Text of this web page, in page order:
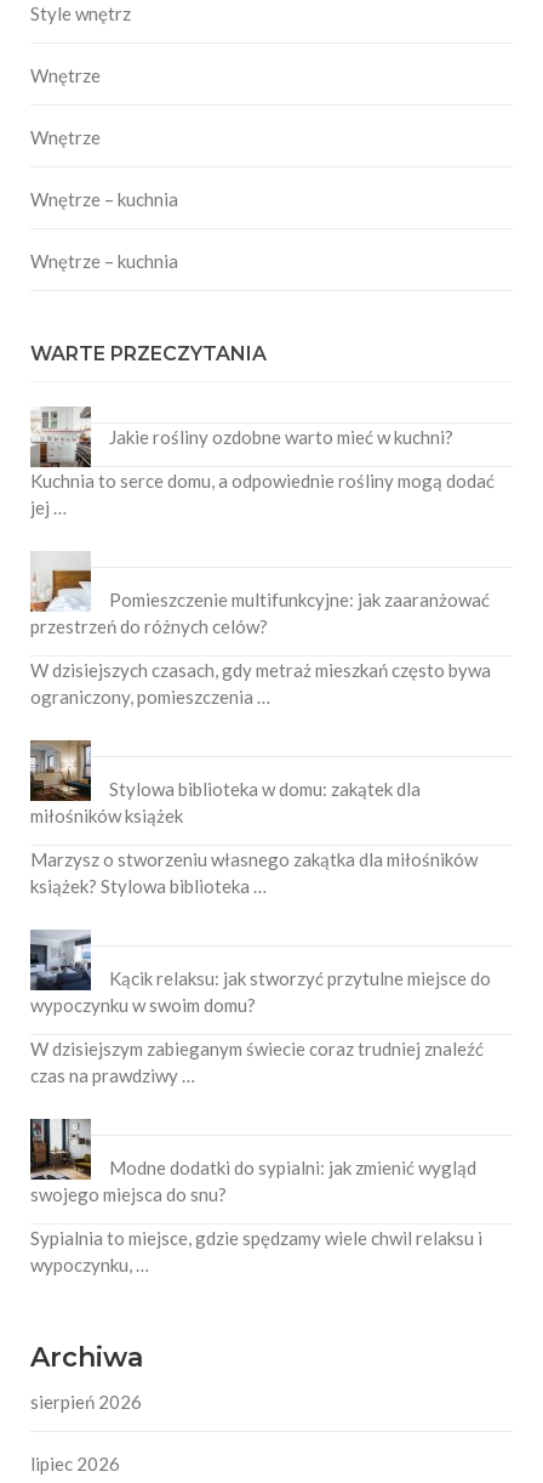
Style wnętrz
Wnętrze
Wnętrze
Wnętrze – kuchnia
Wnętrze – kuchnia
WARTE PRZECZYTANIA
Jakie rośliny ozdobne warto mieć w kuchni?
Kuchnia to serce domu, a odpowiednie rośliny mogą dodać
jej …
Pomieszczenie multifunkcyjne: jak zaaranżować
przestrzeń do różnych celów?
W dzisiejszych czasach, gdy metraż mieszkań często bywa
ograniczony, pomieszczenia …
Stylowa biblioteka w domu: zakątek dla
miłośników książek
Marzysz o stworzeniu własnego zakątka dla miłośników
książek? Stylowa biblioteka …
Kącik relaksu: jak stworzyć przytulne miejsce do
wypoczynku w swoim domu?
W dzisiejszym zabieganym świecie coraz trudniej znaleźć
czas na prawdziwy …
Modne dodatki do sypialni: jak zmienić wygląd
swojego miejsca do snu?
Sypialnia to miejsce, gdzie spędzamy wiele chwil relaksu i
wypoczynku, …
Archiwa
sierpień 2026
lipiec 2026